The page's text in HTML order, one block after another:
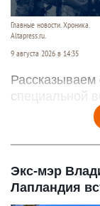
Главные новости. Хроника.
Altapress.ru.
9 августа 2026 в 14:35
специальной
Экс-мэр
Лапландия